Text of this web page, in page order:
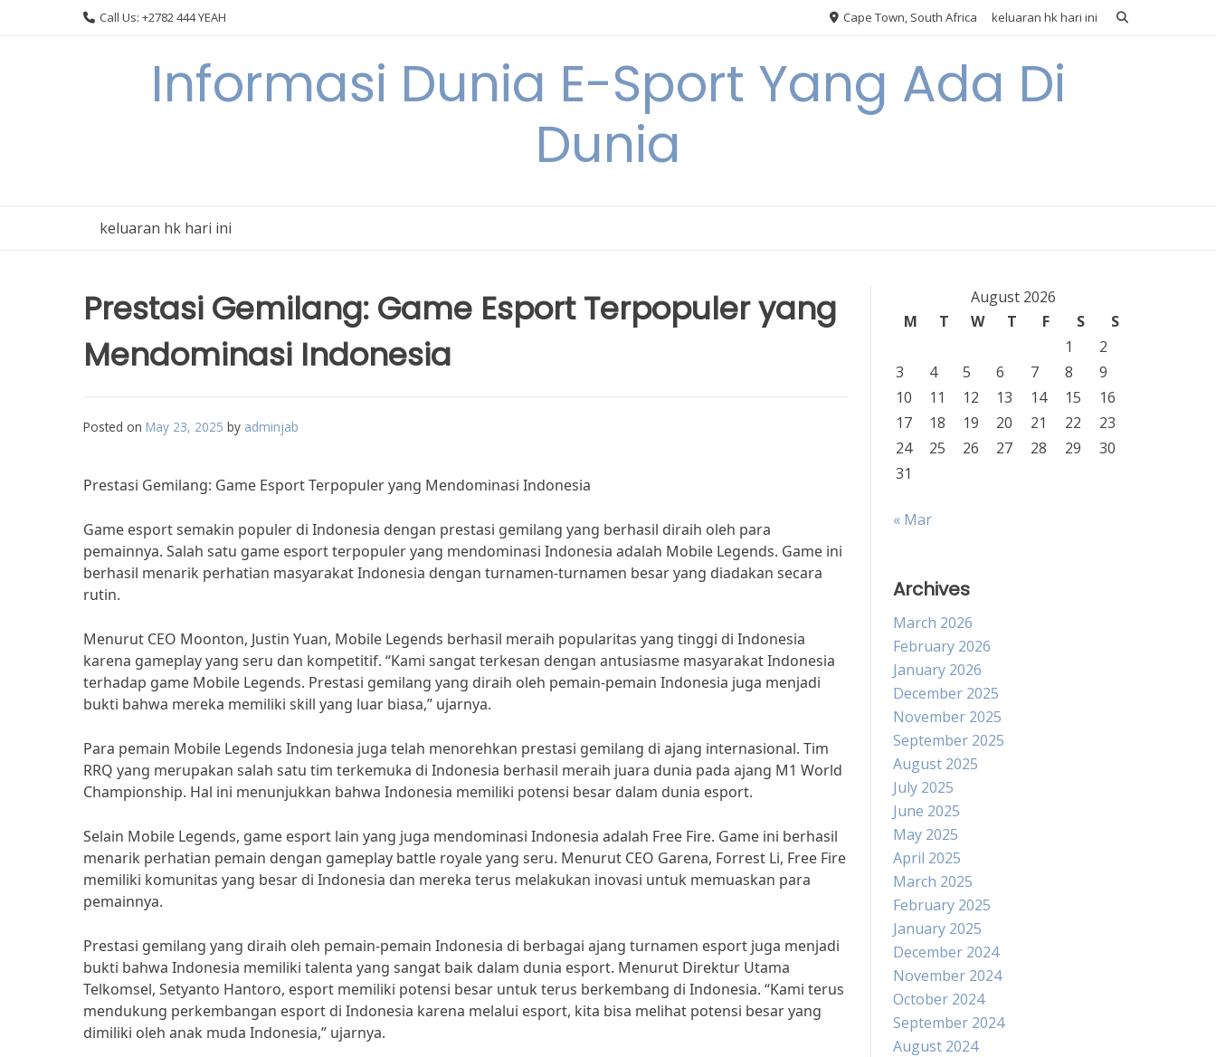
Call Us: +2782 444 YEAH Cape Town, South Africa keluaran hk hari ini
Informasi Dunia E-Sport Yang Ada Di
Dunia
keluaran hk hari ini
Prestasi Gemilang: Game Esport Terpopuler yang
Mendominasi Indonesia
Posted on May 23, 2025 by adminjab
Prestasi Gemilang: Game Esport Terpopuler yang Mendominasi Indonesia
Game esport semakin populer di Indonesia dengan prestasi gemilang yang berhasil diraih oleh para
pemainnya. Salah satu game esport terpopuler yang mendominasi Indonesia adalah Mobile Legends. Game ini
berhasil menarik perhatian masyarakat Indonesia dengan turnamen-turnamen besar yang diadakan secara
rutin.
Menurut CEO Moonton, Justin Yuan, Mobile Legends berhasil meraih popularitas yang tinggi di Indonesia
karena gameplay yang seru dan kompetitif. “Kami sangat terkesan dengan antusiasme masyarakat Indonesia
terhadap game Mobile Legends. Prestasi gemilang yang diraih oleh pemain-pemain Indonesia juga menjadi
bukti bahwa mereka memiliki skill yang luar biasa,” ujarnya.
Para pemain Mobile Legends Indonesia juga telah menorehkan prestasi gemilang di ajang internasional. Tim
RRQ yang merupakan salah satu tim terkemuka di Indonesia berhasil meraih juara dunia pada ajang M1 World
Championship. Hal ini menunjukkan bahwa Indonesia memiliki potensi besar dalam dunia esport.
Selain Mobile Legends, game esport lain yang juga mendominasi Indonesia adalah Free Fire. Game ini berhasil
menarik perhatian pemain dengan gameplay battle royale yang seru. Menurut CEO Garena, Forrest Li, Free Fire
memiliki komunitas yang besar di Indonesia dan mereka terus melakukan inovasi untuk memuaskan para
pemainnya.
Prestasi gemilang yang diraih oleh pemain-pemain Indonesia di berbagai ajang turnamen esport juga menjadi
bukti bahwa Indonesia memiliki talenta yang sangat baik dalam dunia esport. Menurut Direktur Utama
Telkomsel, Setyanto Hantoro, esport memiliki potensi besar untuk terus berkembang di Indonesia. “Kami terus
mendukung perkembangan esport di Indonesia karena melalui esport, kita bisa melihat potensi besar yang
dimiliki oleh anak muda Indonesia,” ujarnya.
August 2026
M
T W T F S
S
1
2
3
4 5 6 7 8
9
10
11 12 13 14 15
16
17
18 19 20 21 22
23
24
25 26 27 28 29
30
31
« Mar
Archives
March 2026
February 2026
January 2026
December 2025
November 2025
September 2025
August 2025
July 2025
June 2025
May 2025
April 2025
March 2025
February 2025
January 2025
December 2024
November 2024
October 2024
September 2024
August 2024